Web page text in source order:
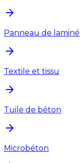
Panneau de laminé
Textile et tissu
Tuile de béton
Microbéton